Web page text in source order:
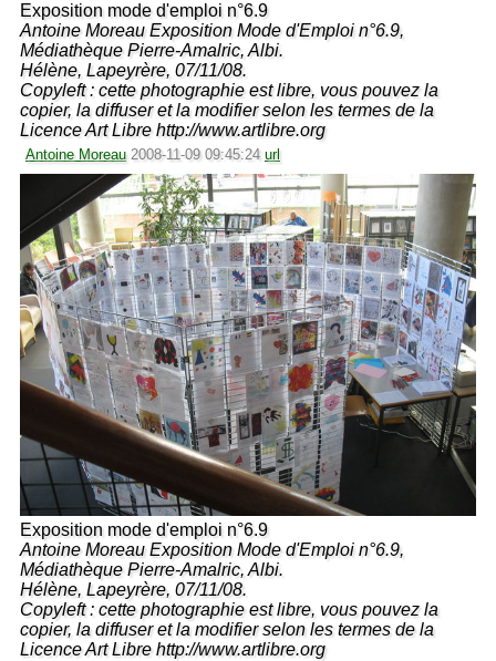
Exposition mode d'emploi n°6.9
Antoine Moreau Exposition Mode d'Emploi n°6.9,
Médiathèque Pierre-Amalric, Albi.
Hélène, Lapeyrère, 07/11/08.
Copyleft : cette photographie est libre, vous pouvez la
copier, la diffuser et la modifier selon les termes de la
Licence Art Libre http://www.artlibre.org
Antoine Moreau 2008-11-09 09:45:24 url
Exposition mode d'emploi n°6.9
Antoine Moreau Exposition Mode d'Emploi n°6.9,
Médiathèque Pierre-Amalric, Albi.
Hélène, Lapeyrère, 07/11/08.
Copyleft : cette photographie est libre, vous pouvez la
copier, la diffuser et la modifier selon les termes de la
Licence Art Libre http://www.artlibre.org